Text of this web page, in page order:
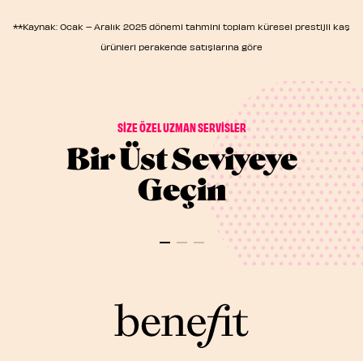
**Kaynak: Ocak – Aralık 2025 dönemi tahmini toplam küresel prestijli kaş
ürünleri perakende satışlarına göre
SİZE ÖZEL UZMAN SERVİSLER
Bir Üst Seviyeye
Geçin